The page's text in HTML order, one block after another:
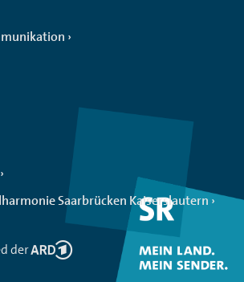
Saarbrücken Kaiserslautern
der